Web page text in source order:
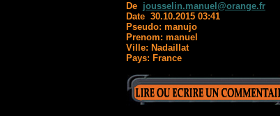
De jousselin.manuel@orange.fr
Date 30.10.2015 03:41
Pseudo: manujo
Prenom: manuel
Ville: Nadaillat
Pays: France